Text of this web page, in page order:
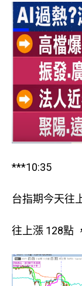
***10:35
台指期今天往
往上漲 128點